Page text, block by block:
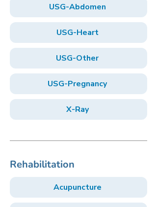
USG-Abdomen
USG-Heart
USG-Other
USG-Pregnancy
X-Ray
Rehabilitation
Acupuncture